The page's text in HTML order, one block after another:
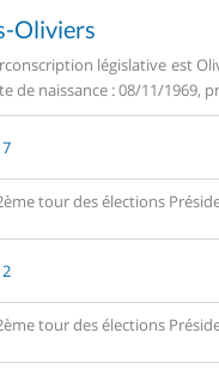
Oliviers
législative est
de naissance : 08/11/1969,
tour des élections
tour des élections